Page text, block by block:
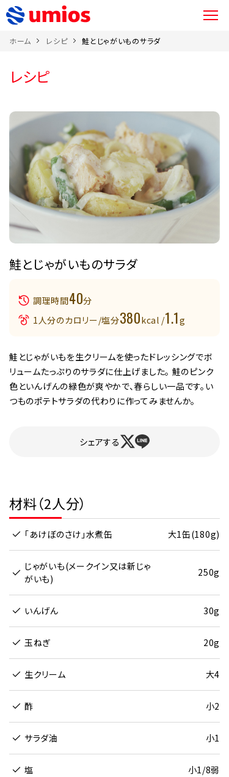
ホーム レシピ 鮭とじゃがいものサラダ
レシピ
鮭とじゃがいものサラダ
調理時間40分
1人分のカロリー/塩分380kcal /1.1g
鮭とじゃがいもを生クリームを使ったドレッシングでボ
リュームたっぷりのサラダに仕上げました。 鮭のピンク
色といんげんの緑色が爽やかで、春らしい一品です。い
つものポテトサラダの代わりに作ってみませんか。
シェアする
材料（2人分）
｢あけぼのさけ｣水煮缶 大1缶(180g)
じゃがいも(メークイン又は新じゃ
がいも)
250g
いんげん 30g
玉ねぎ 20g
生クリーム 大4
酢 小2
サラダ油 小1
塩 小1/8弱